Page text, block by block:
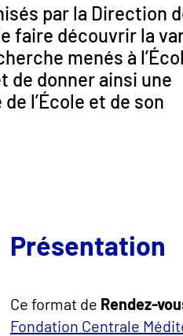
par la Direction
faire découvrir la
menés à
de donner ainsi une
l’École et de son
Présentation
Ce format de Rendez-
Fondation Centrale